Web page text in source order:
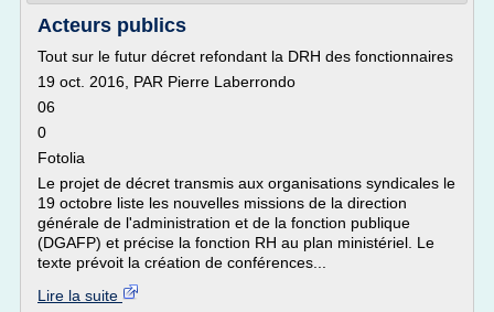
Acteurs publics
Tout sur le futur décret refondant la DRH des fonctionnaires
19 oct. 2016, PAR Pierre Laberrondo
06
0
Fotolia
Le projet de décret transmis aux organisations syndicales le
19 octobre liste les nouvelles missions de la direction
générale de l'administration et de la fonction publique
(DGAFP) et précise la fonction RH au plan ministériel. Le
texte prévoit la création de conférences...
Lire la suite